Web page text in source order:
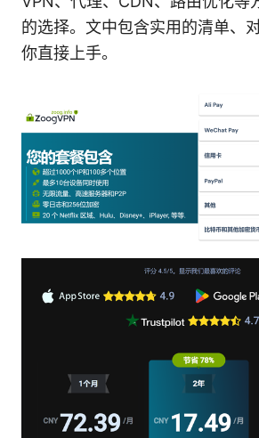
的选择。文中包含实用的清单、
你直接上手。